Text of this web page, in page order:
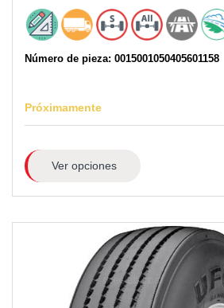
Número de pieza: 0015001050405601158
Próximamente
Ver opciones